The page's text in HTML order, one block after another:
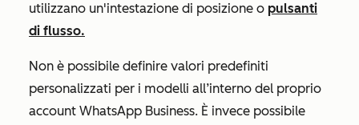
utilizzano un'intestazione di posizione o pulsanti
di flusso.
Non è possibile definire valori predefiniti
personalizzati per i modelli all’interno del proprio
account WhatsApp Business. È invece possibile